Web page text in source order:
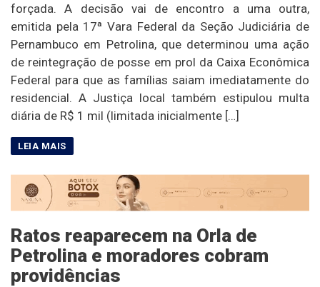
forçada. A decisão vai de encontro a uma outra,
emitida pela 17ª Vara Federal da Seção Judiciária de
Pernambuco em Petrolina, que determinou uma ação
de reintegração de posse em prol da Caixa Econômica
Federal para que as famílias saiam imediatamente do
residencial. A Justiça local também estipulou multa
diária de R$ 1 mil (limitada inicialmente […]
Ratos reaparecem na Orla de
Petrolina e moradores cobram
providências